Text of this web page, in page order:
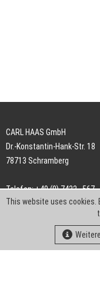
CARL HAAS GmbH
Dr.-Konstantin-Hank-Str. 18
78713 Schramberg
Telefon: +49 (0) 7422 . 567
Telefax: +49 (0) 7422 . 567
info-ch@kern-
This website uses cookies.